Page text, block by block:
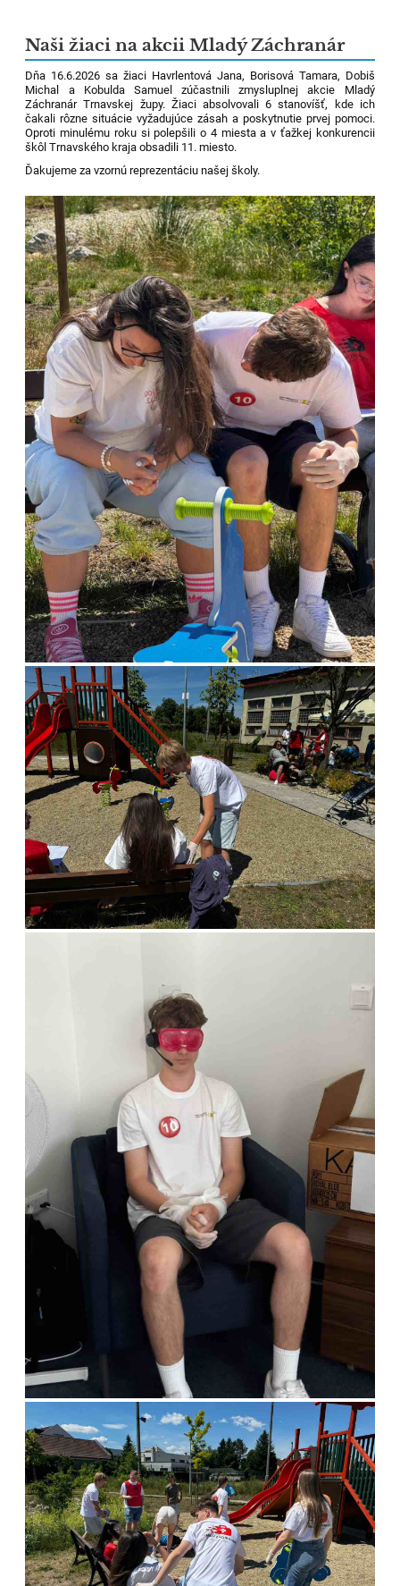
Naši žiaci na akcii Mladý Záchranár
Dňa 16.6.2026 sa žiaci Havrlentová Jana, Borisová Tamara, Dobiš
Michal a Kobulda Samuel zúčastnili zmysluplnej akcie Mladý
Záchranár Trnavskej župy. Žiaci absolvovali 6 stanovíšť, kde ich
čakali rôzne situácie vyžadujúce zásah a poskytnutie prvej pomoci.
Oproti minulému roku si polepšili o 4 miesta a v ťažkej konkurencii
škôl Trnavského kraja obsadili 11. miesto.
Ďakujeme za vzornú reprezentáciu našej školy.